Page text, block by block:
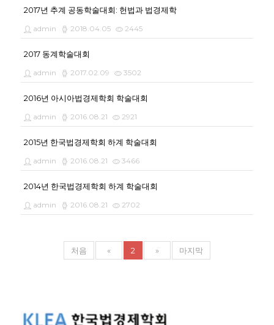
2017년 추계 공동학술대회: 헌법과 법경제학
admin 2018.04.05 2445
2017 동계학술대회
admin 2017.02.09 3502
2016년 아시아법경제학회 학술대회
admin 2016.08.21 2921
2015년 한국법경제학회 하계 학술대회
admin 2016.08.21 3466
2014년 한국법경제학회 하계 학술대회
admin 2016.08.21 2702
처음 « 2 » 마지막